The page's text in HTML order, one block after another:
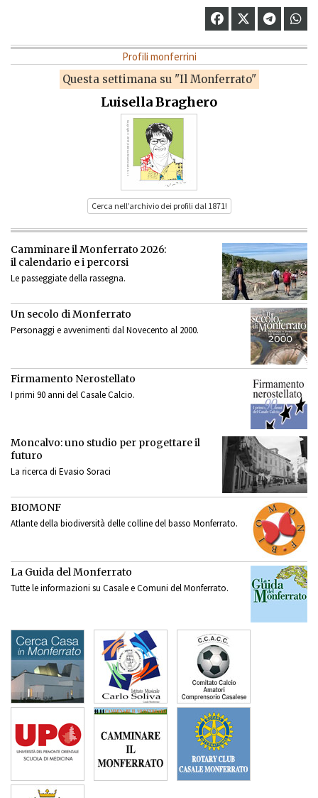
Profili monferrini
Questa settimana su "Il Monferrato"
Luisella Braghero
Cerca nell’archivio dei profili dal 1871!
Camminare il Monferrato 2026:
il calendario e i percorsi
Le passeggiate della rassegna.
Un secolo di Monferrato
Personaggi e avvenimenti dal Novecento al 2000.
Firmamento Nerostellato
I primi 90 anni del Casale Calcio.
Moncalvo: uno studio per progettare il
futuro
La ricerca di Evasio Soraci
BIOMONF
Atlante della biodiversità delle colline del basso Monferrato.
La Guida del Monferrato
Tutte le informazioni su Casale e Comuni del Monferrato.